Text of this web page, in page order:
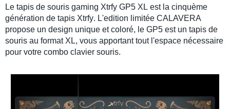
Le tapis de souris gaming Xtrfy GP5 XL est la cinquème
génération de tapis Xtrfy. L'edition limitée CALAVERA
propose un design unique et coloré, le GP5 est un tapis de
souris au format XL, vous apportant tout l'espace nécessaire
pour votre combo clavier souris.